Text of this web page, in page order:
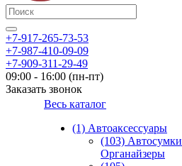
+7-917-265-73-53
+7-987-410-09-09
+7-909-311-29-49
09:00 - 16:00 (пн-пт)
Заказать звонок
Весь каталог
(1) Автоаксессуары
(103) Автосумки
Органайзеры